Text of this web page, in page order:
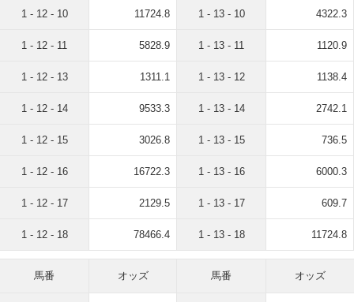
1 - 12 - 10 11724.8
1 - 12 - 11 5828.9
1 - 12 - 13 1311.1
1 - 12 - 14 9533.3
1 - 12 - 15 3026.8
1 - 12 - 16 16722.3
1 - 12 - 17 2129.5
1 - 12 - 18 78466.4
1 - 13 - 10 4322.3
1 - 13 - 11 1120.9
1 - 13 - 12 1138.4
1 - 13 - 14 2742.1
1 - 13 - 15 736.5
1 - 13 - 16 6000.3
1 - 13 - 17 609.7
1 - 13 - 18 11724.8
馬番 オッズ 馬番 オッズ